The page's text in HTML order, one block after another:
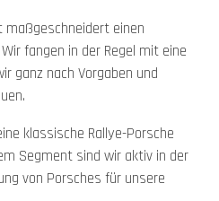
einen
fangen in der Regel mit eine
ganz nach Vorgaben und
klassische Rallye-Porsche
Segment sind wir aktiv in der
von Porsches für unsere